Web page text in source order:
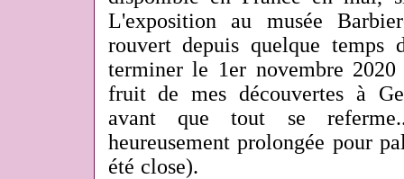
L'exposition au musée
rouvert depuis quelque temps
terminer le 1er novembre
fruit de mes découvertes à
avant que tout se
heureusement prolongée pour
été close).